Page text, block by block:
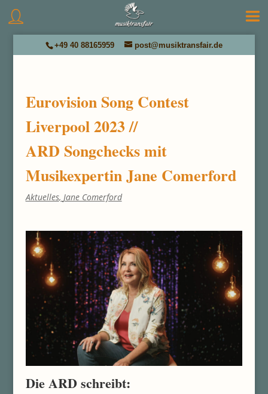
+49 40 88165959 post@musiktransfair.de
Eurovision Song Contest
Liverpool 2023 //
ARD Songchecks mit
Musikexpertin Jane Comerford
Aktuelles, Jane Comerford
Die ARD schreibt: